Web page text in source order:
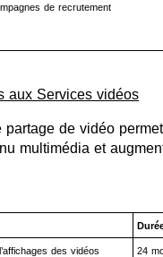
de recrutement
aux Services vidéos
partage de vidéo
multimédia et
des vidéos
24